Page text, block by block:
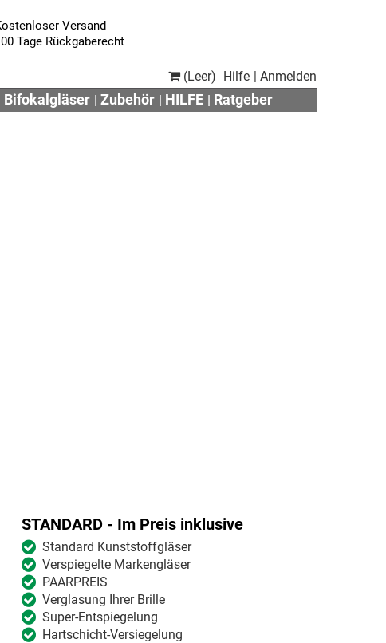
Versand
Tage Rückgaberecht
(Leer) Hilfe Anmelden
Bifokalgläser Zubehör HILFE Ratgeber
STANDARD - Im Preis inklusive
Standard Kunststoffgläser
Verspiegelte Markengläser
PAARPREIS
Verglasung Ihrer Brille
Super-Entspiegelung
Hartschicht-Versiegelung